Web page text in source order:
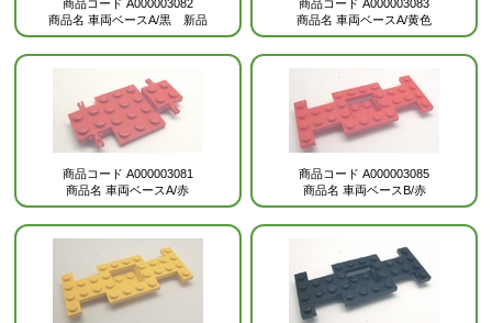
商品コード A000003082
商品名 車両ベースA/黒 新品
商品コード A000003083
商品名 車両ベースA/黄色
商品コード A000003081
商品名 車両ベースA/赤
商品コード A000003085
商品名 車両ベースB/赤